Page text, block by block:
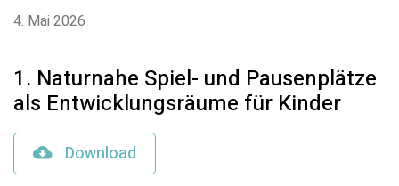
4. Mai 2026
1. Naturnahe Spiel- und Pausenplätze
als Entwicklungsräume für Kinder
Download